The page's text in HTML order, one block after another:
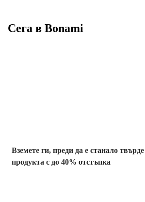
Сега в Bonami
Вземете ги, преди да е станало
продукта с до 40% отстъпка